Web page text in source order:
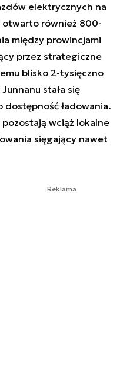
elektrycznych na
otwarto również 800-
między prowincjami
przez strategiczne
blisko 2-tysięczno
stała się
dostępność ładowania.
wciąż lokalne
sięgający nawet
Reklama